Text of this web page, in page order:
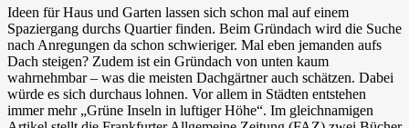
Ideen für Haus und Garten lassen sich schon mal auf einem
Spaziergang durchs Quartier finden. Beim Gründach wird die Suche
nach Anregungen da schon schwieriger. Mal eben jemanden aufs
Dach steigen? Zudem ist ein Gründach von unten kaum
wahrnehmbar – was die meisten Dachgärtner auch schätzen. Dabei
würde es sich durchaus lohnen. Vor allem in Städten entstehen
immer mehr „Grüne Inseln in luftiger Höhe“. Im gleichnamigen